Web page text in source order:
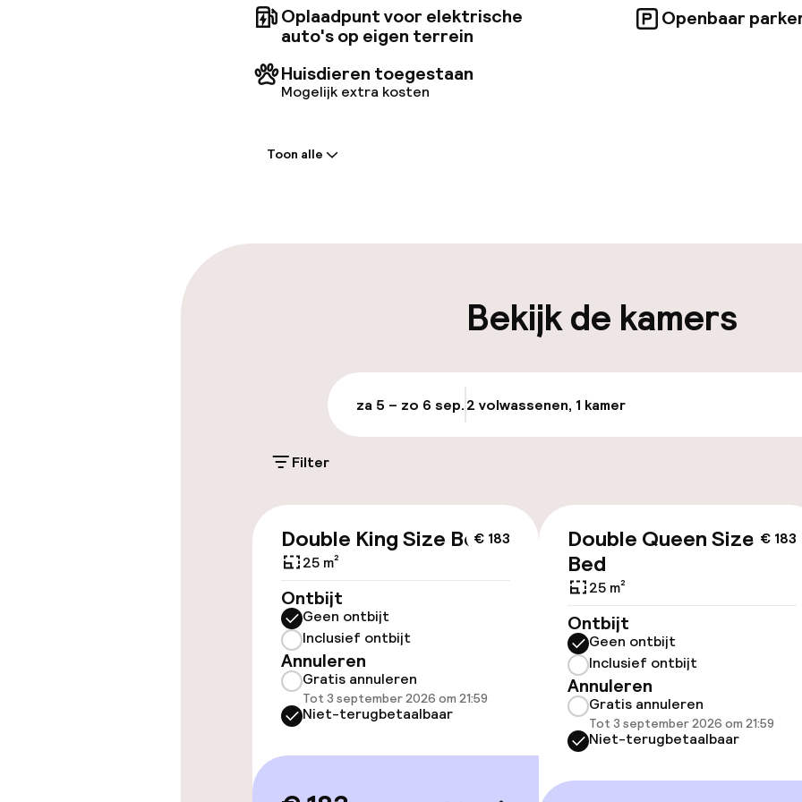
Oplaadpunt voor elektrische
auto's op eigen terrein
Huisdieren toegestaan
Mogelijk extra kosten
Openbaar
Parkeergelegenheid op eigen
terrein (buiten)
Mogelijk extra kosten
Parkeergelegenheid op eigen
Gratis parkeren
Openbaar parkeren
Oplaadpunt
Toegankelijkheid
Overal rolstoeltoegankelijk
Lift
Kamers
Toon alle
Bekijk de kamers
za 5 – zo 6 sep.2 volwassenen, 1 kamer
Filter
€ 183
Double King Size Bed
25 m²
Ontbijt
Geen ontbijt
Inclusief ontbijt
Annuleren
Gratis annuleren
Tot 3 september 2026 om 21:59
Niet-terugbetaalbaar
€ 183
Double Queen Size
Bed
25 m²
Ontbijt
Geen ontbijt
Inclusief ontbijt
Annuleren
Gratis annuleren
Tot 3 september 2026 om 21:59
Niet-terugbetaalbaar